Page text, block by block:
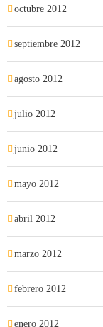
octubre 2012
septiembre 2012
agosto 2012
julio 2012
junio 2012
mayo 2012
abril 2012
marzo 2012
febrero 2012
enero 2012